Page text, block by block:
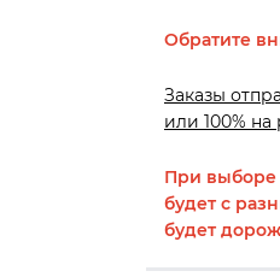
Обратите
Заказы
или 100% на
При выборе
будет с
будет